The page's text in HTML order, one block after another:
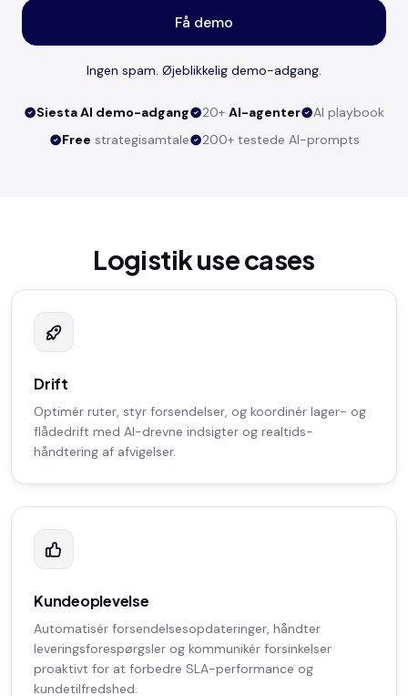
Få demo
Ingen spam. Øjeblikkelig demo-adgang.
Siesta AI demo-adgang 20+ AI-agenter
AI playbook
Free strategisamtale 200+ testede AI-prompts
Logistik use cases
Drift
Optimér ruter, styr forsendelser, og koordinér lager- og
flådedrift med AI-drevne indsigter og realtids-
håndtering af afvigelser.
Kundeoplevelse
Automatisér forsendelsesopdateringer, håndter
leveringsforespørgsler og kommunikér forsinkelser
proaktivt for at forbedre SLA-performance og
kundetilfredshed.